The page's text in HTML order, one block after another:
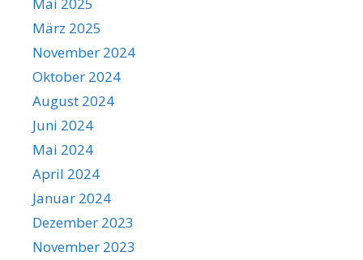
März 2025
November 2024
Oktober 2024
August 2024
Juni 2024
Mai 2024
April 2024
Januar 2024
Dezember 2023
November 2023